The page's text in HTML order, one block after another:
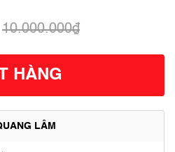
10.000.000₫
HÀNG
LÂM